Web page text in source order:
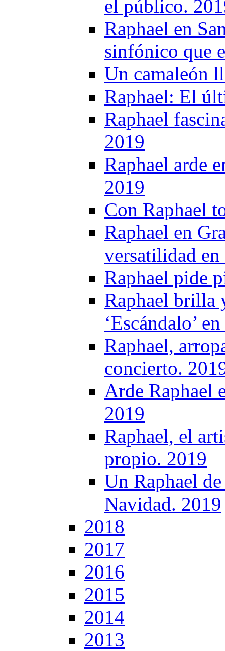
el público.
Raphael en
sinfónico que
Un camaleón
Raphael: El
Raphael
2019
Raphael arde
2019
Con Raphael
Raphael en
versatilidad
Raphael pide
Raphael brilla
‘Escándalo’
Raphael,
concierto.
Arde Raphael
2019
Raphael, el
propio. 2019
Un Raphael
Navidad. 2019
2018
2017
2016
2015
2014
2013